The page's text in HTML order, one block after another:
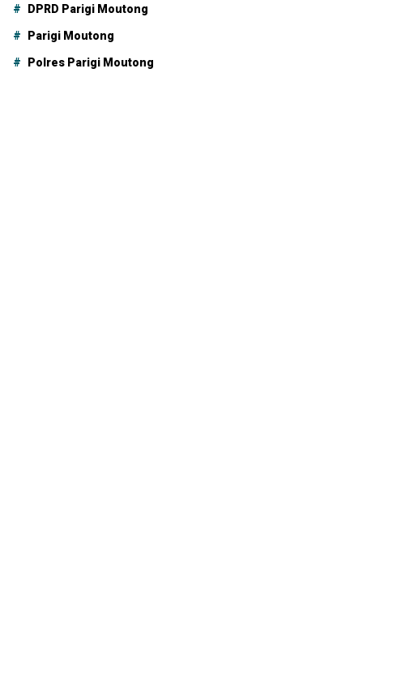
DPRD Parigi Moutong
Parigi Moutong
Polres Parigi Moutong